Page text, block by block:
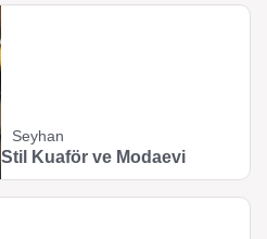
Seyhan
Stil Kuaför ve Modaevi